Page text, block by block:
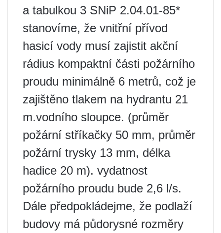
a tabulkou 3 SNiP 2.04.01-85*
stanovíme, že vnitřní přívod
hasicí vody musí zajistit akční
rádius kompaktní části požárního
proudu minimálně 6 metrů, což je
zajištěno tlakem na hydrantu 21
m.vodního sloupce. (průměr
požární stříkačky 50 mm, průměr
požární trysky 13 mm, délka
hadice 20 m). vydatnost
požárního proudu bude 2,6 l/s.
Dále předpokládejme, že podlaží
budovy má půdorysné rozměry